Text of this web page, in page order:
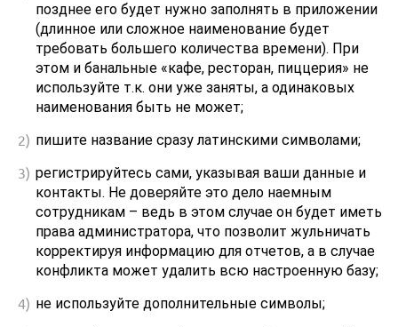
позднее его будет нужно заполнять в приложении
(длинное или сложное наименование будет
требовать большего количества времени). При
этом и банальные «кафе, ресторан, пиццерия» не
используйте т.к. они уже заняты, а одинаковых
наименования быть не может;
пишите название сразу латинскими символами;
регистрируйтесь сами, указывая ваши данные и
контакты. Не доверяйте это дело наемным
сотрудникам – ведь в этом случае он будет иметь
права администратора, что позволит жульничать
корректируя информацию для отчетов, а в случае
конфликта может удалить всю настроенную базу;
не используйте дополнительные символы;